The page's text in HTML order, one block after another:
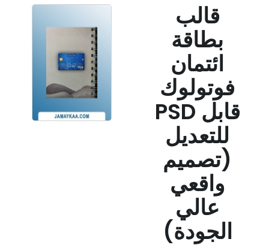
قالب
بطاقة
ائتمان
فوتولوك
PSD قابل
للتعديل
(تصميم
واقعي
عالي
الجودة)